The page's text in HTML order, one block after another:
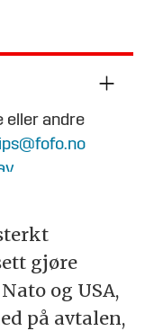
eller andre
gjøre
og USA,
på avtalen,